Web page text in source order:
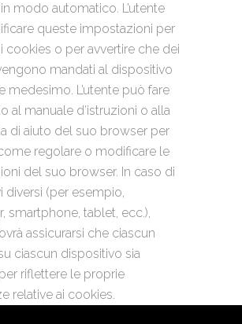
modo automatico. L’utente
queste impostazioni per
cookies o per avvertire che dei
mandati al dispositivo
medesimo. L’utente può fare
al manuale d’istruzioni o alla
di aiuto del suo browser per
regolare o modificare le
del suo browser. In caso di
diversi (per esempio,
smartphone, tablet, ecc.),
assicurarsi che ciascun
ciascun dispositivo sia
riflettere le proprie
relative ai cookies.